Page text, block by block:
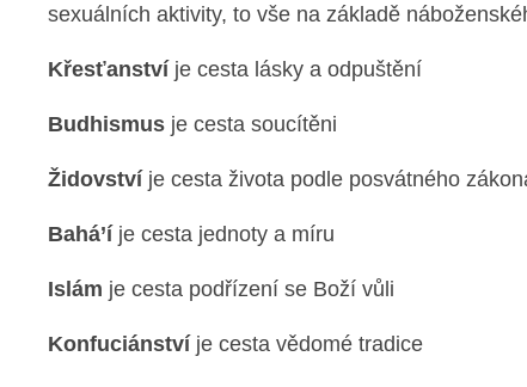
sexuálních aktivity, to vše na základě
Křesťanstvíje cesta lásky a odpuštění
Budhismus je cesta soucítěni
Židovství je cesta života podle posvátného
Bahá’í je cesta jednoty a míru
Islám je cesta podřízení se Boží vůli
Konfuciánstvíje cesta vědomé tradice